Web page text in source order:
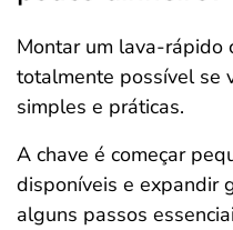
Montar um lava-rápido
totalmente possível se
simples e práticas.
A chave é começar
disponíveis e expandir
alguns passos